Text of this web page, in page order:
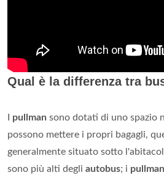
Qual è la differenza tra
pullman sono dotati di uno spazio
possono mettere i propri bagagli,
generalmente situato sotto
sono più alti degli autobus; i pullman